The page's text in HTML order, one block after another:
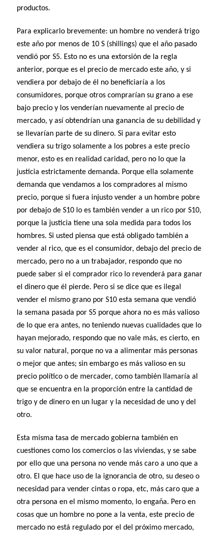
productos.
Para explicarlo brevemente: un hombre no venderá trigo
este año por menos de 10 S (shillings) que el año pasado
vendió por S5. Esto no es una extorsión de la regla
anterior, porque es el precio de mercado este año, y si
vendiera por debajo de él no beneficiaría a los
consumidores, porque otros comprarían su grano a ese
bajo precio y los venderían nuevamente al precio de
mercado, y así obtendrían una ganancia de su debilidad y
se llevarían parte de su dinero. Si para evitar esto
vendiera su trigo solamente a los pobres a este precio
menor, esto es en realidad caridad, pero no lo que la
justicia estrictamente demanda. Porque ella solamente
demanda que vendamos a los compradores al mismo
precio, porque si fuera injusto vender a un hombre pobre
por debajo de S10 lo es también vender a un rico por S10,
porque la justicia tiene una sola medida para todos los
hombres. Si usted piensa que está obligado también a
vender al rico, que es el consumidor, debajo del precio de
mercado, pero no a un trabajador, respondo que no
puede saber si el comprador rico lo revenderá para ganar
el dinero que él pierde. Pero si se dice que es ilegal
vender el mismo grano por S10 esta semana que vendió
la semana pasada por S5 porque ahora no es más valioso
de lo que era antes, no teniendo nuevas cualidades que lo
hayan mejorado, respondo que no vale más, es cierto, en
su valor natural, porque no va a alimentar más personas
o mejor que antes; sin embargo es más valioso en su
precio político o de mercader, como también llamaría al
que se encuentra en la proporción entre la cantidad de
trigo y de dinero en un lugar y la necesidad de uno y del
otro.
Esta misma tasa de mercado gobierna también en
cuestiones como los comercios o las viviendas, y se sabe
por ello que una persona no vende más caro a uno que a
otro. El que hace uso de la ignorancia de otro, su deseo o
necesidad para vender cintas o ropa, etc, más caro que a
otra persona en el mismo momento, lo engaña. Pero en
cosas que un hombre no pone a la venta, este precio de
mercado no está regulado por el del próximo mercado,